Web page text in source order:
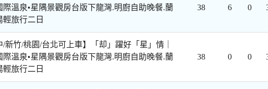
際溫泉•星隅景觀房台版下龍灣.明廚自助晚餐.蘭
輕旅行二日
38 6 0
/新竹/桃園/台北可上車】「却」躍好「星」情｜
際溫泉•星隅景觀房台版下龍灣.明廚自助晚餐.蘭
輕旅行二日
38 0 0